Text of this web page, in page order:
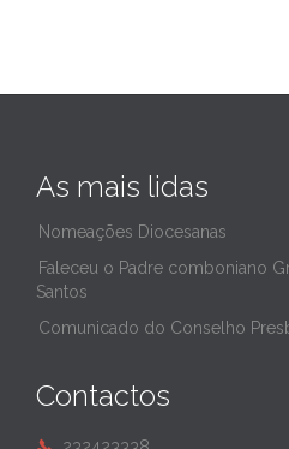
As mais lidas
Nomeações Diocesanas
Faleceu o Padre comboniano
Santos
Comunicado do Conselho
Contactos